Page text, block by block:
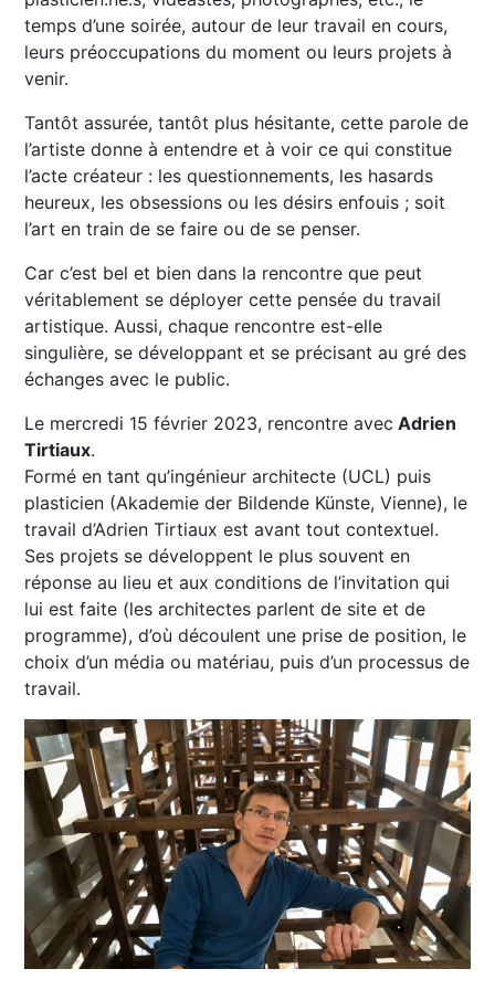
temps d’une soirée, autour de leur travail en cours,
leurs préoccupations du moment ou leurs projets à
venir.
Tantôt assurée, tantôt plus hésitante, cette parole de
l’artiste donne à entendre et à voir ce qui constitue
l’acte créateur : les questionnements, les hasards
heureux, les obsessions ou les désirs enfouis ; soit
l’art en train de se faire ou de se penser.
Car c’est bel et bien dans la rencontre que peut
véritablement se déployer cette pensée du travail
artistique. Aussi, chaque rencontre est-elle
singulière, se développant et se précisant au gré des
échanges avec le public.
Le mercredi 15 février 2023, rencontre avec Adrien
Tirtiaux.
Formé en tant qu’ingénieur architecte (UCL) puis
plasticien (Akademie der Bildende Künste, Vienne), le
travail d’Adrien Tirtiaux est avant tout contextuel.
Ses projets se développent le plus souvent en
réponse au lieu et aux conditions de l’invitation qui
lui est faite (les architectes parlent de site et de
programme), d’où découlent une prise de position, le
choix d’un média ou matériau, puis d’un processus de
travail.